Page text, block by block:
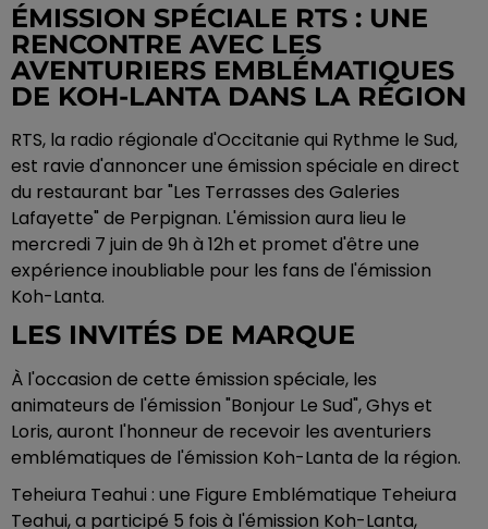
ÉMISSION SPÉCIALE RTS : UNE
RENCONTRE AVEC LES
AVENTURIERS EMBLÉMATIQUES
DE KOH-LANTA DANS LA RÉGION
RTS, la radio régionale d'Occitanie qui Rythme le Sud,
est ravie d'annoncer une émission spéciale en direct
du restaurant bar "Les Terrasses des Galeries
Lafayette" de Perpignan. L'émission aura lieu le
mercredi 7 juin de 9h à 12h et promet d'être une
expérience inoubliable pour les fans de l'émission
Koh-Lanta.
LES INVITÉS DE MARQUE
À l'occasion de cette émission spéciale, les
animateurs de l'émission "Bonjour Le Sud", Ghys et
Loris, auront l'honneur de recevoir les aventuriers
emblématiques de l'émission Koh-Lanta de la région.
Teheiura Teahui : une Figure Emblématique Teheiura
Teahui, a participé 5 fois à l'émission Koh-Lanta,